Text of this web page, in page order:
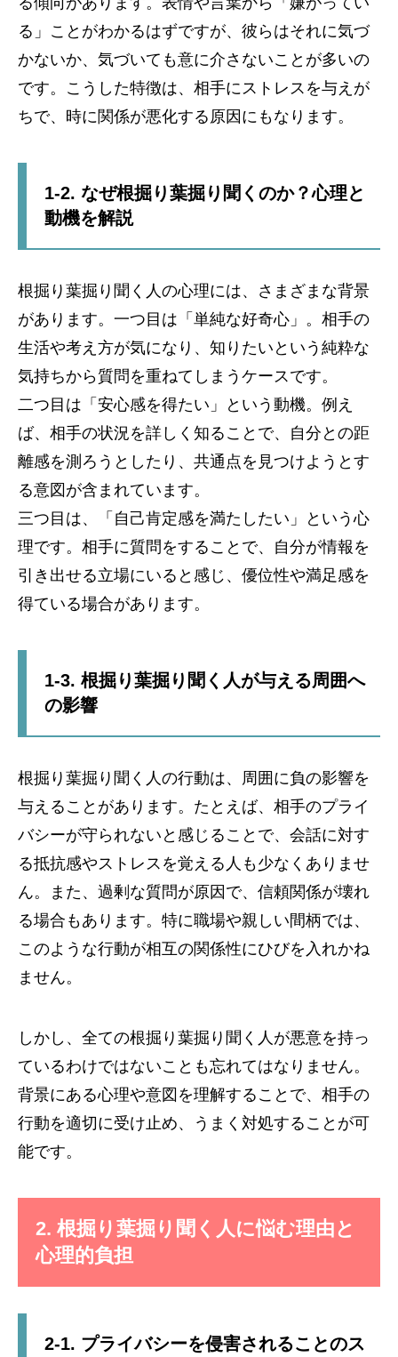
る」ことがわかるはずですが、彼らはそれに気づ
かないか、気づいても意に介さないことが多いの
です。こうした特徴は、相手にストレスを与えが
ちで、時に関係が悪化する原因にもなります。
1-2. なぜ根掘り葉掘り聞くのか？心理と
動機を解説
根掘り葉掘り聞く人の心理には、さまざまな背景
があります。一つ目は「単純な好奇心」。相手の
生活や考え方が気になり、知りたいという純粋な
気持ちから質問を重ねてしまうケースです。
二つ目は「安心感を得たい」という動機。例え
ば、相手の状況を詳しく知ることで、自分との距
離感を測ろうとしたり、共通点を見つけようとす
る意図が含まれています。
三つ目は、「自己肯定感を満たしたい」という心
理です。相手に質問をすることで、自分が情報を
引き出せる立場にいると感じ、優位性や満足感を
得ている場合があります。
1-3. 根掘り葉掘り聞く人が与える周囲へ
の影響
根掘り葉掘り聞く人の行動は、周囲に負の影響を
与えることがあります。たとえば、相手のプライ
バシーが守られないと感じることで、会話に対す
る抵抗感やストレスを覚える人も少なくありませ
ん。また、過剰な質問が原因で、信頼関係が壊れ
る場合もあります。特に職場や親しい間柄では、
このような行動が相互の関係性にひびを入れかね
ません。
しかし、全ての根掘り葉掘り聞く人が悪意を持っ
ているわけではないことも忘れてはなりません。
背景にある心理や意図を理解することで、相手の
行動を適切に受け止め、うまく対処することが可
能です。
2. 根掘り葉掘り聞く人に悩む理由と
心理的負担
2-1. プライバシーを侵害されることのス